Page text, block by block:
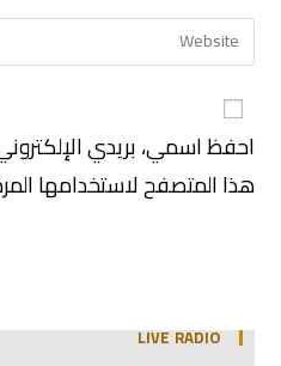
احفظ اسمي، بريدي
هذا المتصفح لاستخدامها
LIVE RADIO